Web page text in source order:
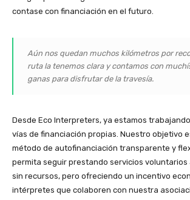
contase con financiación en el futuro.
Aún nos quedan muchos kilómetros por
ruta la tenemos clara y contamos con
ganas para disfrutar de la travesía.
Desde Eco Interpreters, ya estamos
vías de financiación propias. Nuestro objetivo
método de autofinanciación transparente y
permita seguir prestando servicios voluntarios
sin recursos, pero ofreciendo un incentivo
intérpretes que colaboren con nuestra